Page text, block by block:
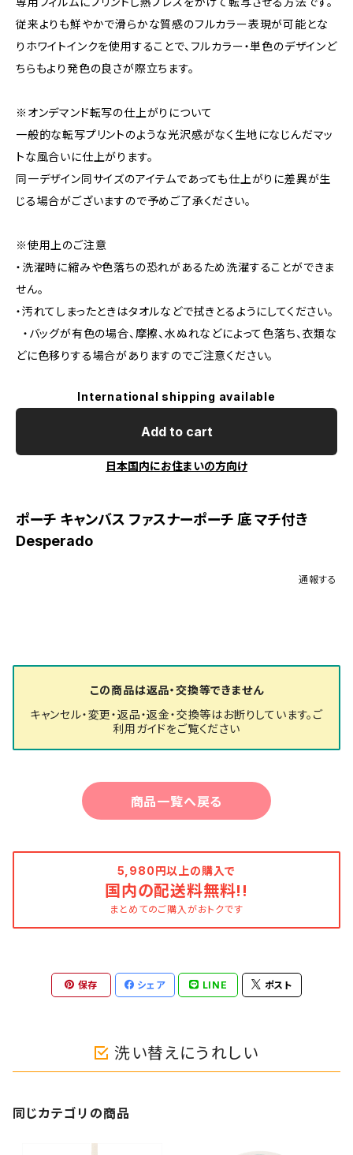
従来よりも鮮やかで滑らかな質感のフルカラー表現が可能とな
りホワイトインクを使用することで、フルカラー・単色のデザインど
ちらもより発色の良さが際立ちます。
※オンデマンド転写の仕上がりについて
一般的な転写プリントのような光沢感がなく生地になじんだマッ
トな風合いに仕上がります。
同一デザイン同サイズのアイテムであっても仕上がりに差異が生
じる場合がございますので予めご了承ください。
※使用上のご注意
・洗濯時に縮みや色落ちの恐れがあるため洗濯することができま
せん。
・汚れてしまったときはタオルなどで拭きとるようにしてください。
・バッグが有色の場合、摩擦、水ぬれなどによって色落ち、衣類な
どに色移りする場合がありますのでご注意ください。
International shipping available
Add to cart
日本国内にお住まいの方向け
ポーチ キャンバス ファスナーポーチ 底 マチ付き
Desperado
通報する
この商品は返品・交換等できません
キャンセル・変更・返品・返金・交換等はお断りしています。ご
利用ガイドをご覧ください
商品一覧へ戻る
5,980円以上の購入で
国内の配送料無料!!
まとめてのご購入がおトクです
保存 シェア LINE ポスト
洗い替えにうれしい
同じカテゴリの商品